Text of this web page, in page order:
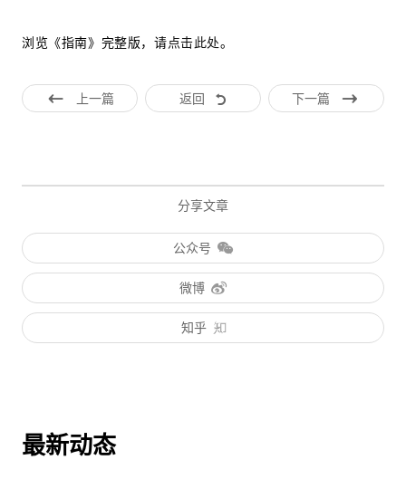
浏览《指南》完整版，请点击此处。
上一篇 返回 下一篇
分享文章
公众号
微博
知乎
最新动态